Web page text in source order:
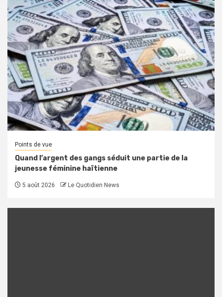
Points de vue
Quand l’argent des gangs séduit une partie de la
jeunesse féminine haïtienne
5 août 2026 Le Quotidien News